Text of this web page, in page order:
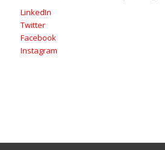
LinkedIn
Twitter
Facebook
Instagram